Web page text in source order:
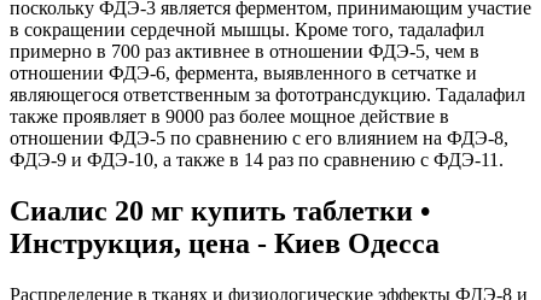
поскольку ФДЭ-3 является ферментом, принимающим участие
в сокращении сердечной мышцы. Кроме того, тадалафил
примерно в 700 раз активнее в отношении ФДЭ-5, чем в
отношении ФДЭ-6, фермента, выявленного в сетчатке и
являющегося ответственным за фототрансдукцию. Тадалафил
также проявляет в 9000 раз более мощное действие в
отношении ФДЭ-5 по сравнению с его влиянием на ФДЭ-8,
ФДЭ-9 и ФДЭ-10, а также в 14 раз по сравнению с ФДЭ-11.
Сиалис 20 мг купить таблетки •
Инструкция, цена - Киев Одесса
Распределение в тканях и физиологические эффекты ФДЭ-8 и